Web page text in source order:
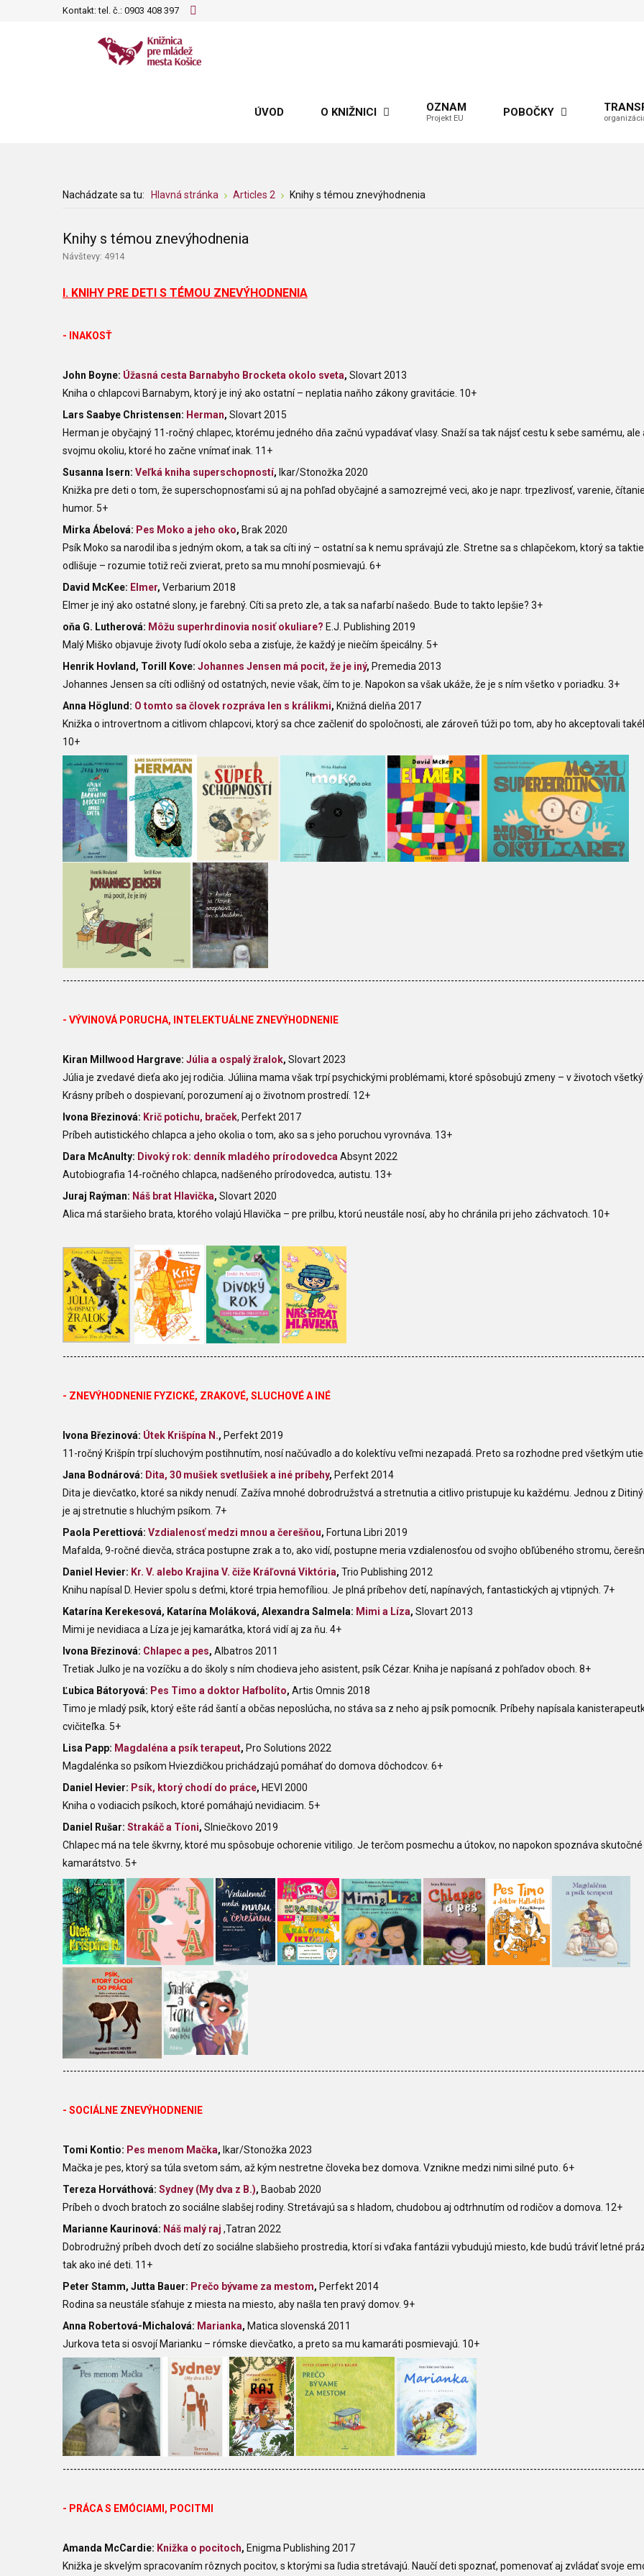
Kontakt: tel. č.: 0903 408 397
ÚVOD O KNIŽNICI OZNAM
Projekt EU POBOČKY
Nachádzate sa tu: Hlavná stránka Articles 2 Knihy s témou znevýhodnenia
Knihy s témou znevýhodnenia
Návštevy: 4914
I. KNIHY PRE DETI S TÉMOU ZNEVÝHODNENIA
- INAKOSŤ
John Boyne: Úžasná cesta Barnabyho Brocketa okolo sveta, Slovart 2013
Kniha o chlapcovi Barnabym, ktorý je iný ako ostatní – neplatia naňho zákony gravitácie. 10+
Lars Saabye Christensen: Herman, Slovart 2015
Herman je obyčajný 11-ročný chlapec, ktorému jedného dňa začnú vypadávať vlasy. Snaží sa tak nájsť cestu k sebe samému, ale
svojmu okoliu, ktoré ho začne vnímať inak. 11+
Susanna Isern: Veľká kniha superschopností, Ikar/Stonožka 2020
Knižka pre deti o tom, že superschopnosťami sú aj na pohľad obyčajné a samozrejmé veci, ako je napr. trpezlivosť, varenie,
humor. 5+
Mirka Ábelová: Pes Moko a jeho oko, Brak 2020
Psík Moko sa narodil iba s jedným okom, a tak sa cíti iný – ostatní sa k nemu správajú zle. Stretne sa s chlapčekom, ktorý sa
odlišuje – rozumie totiž reči zvierat, preto sa mu mnohí posmievajú. 6+
David McKee: Elmer, Verbarium 2018
Elmer je iný ako ostatné slony, je farebný. Cíti sa preto zle, a tak sa nafarbí našedo. Bude to takto lepšie? 3+
oňa G. Lutherová: Môžu superhrdinovia nosiť okuliare? E.J. Publishing 2019
Malý Miško objavuje životy ľudí okolo seba a zisťuje, že každý je niečím špeicálny. 5+
Henrik Hovland, Torill Kove: Johannes Jensen má pocit, že je iný, Premedia 2013
Johannes Jensen sa cíti odlišný od ostatných, nevie však, čím to je. Napokon sa však ukáže, že je s ním všetko v poriadku. 3+
Anna Höglund: O tomto sa človek rozpráva len s králikmi, Knižná dielňa 2017
Knižka o introvertnom a citlivom chlapcovi, ktorý sa chce začleniť do spoločnosti, ale zároveň túži po tom, aby ho akceptovali
10+
- VÝVINOVÁ PORUCHA, INTELEKTUÁLNE ZNEVÝHODNENIE
Kiran Millwood Hargrave: Júlia a ospalý žralok, Slovart 2023
Júlia je zvedavé dieťa ako jej rodičia. Júliina mama však trpí psychickými problémami, ktoré spôsobujú zmeny – v životoch
Krásny príbeh o dospievaní, porozumení aj o životnom prostredí. 12+
Ivona Březinová: Krič potichu, braček, Perfekt 2017
Príbeh autistického chlapca a jeho okolia o tom, ako sa s jeho poruchou vyrovnáva. 13+
Dara McAnulty: Divoký rok: denník mladého prírodovedca Absynt 2022
Autobiografia 14-ročného chlapca, nadšeného prírodovedca, autistu. 13+
Juraj Raýman: Náš brat Hlavička, Slovart 2020
Alica má staršieho brata, ktorého volajú Hlavička – pre prilbu, ktorú neustále nosí, aby ho chránila pri jeho záchvatoch. 10+
- ZNEVÝHODNENIE FYZICKÉ, ZRAKOVÉ, SLUCHOVÉ A INÉ
Ivona Březinová: Útek Krišpína N., Perfekt 2019
11-ročný Krišpín trpí sluchovým postihnutím, nosí načúvadlo a do kolektívu veľmi nezapadá. Preto sa rozhodne pred všetkým
Jana Bodnárová: Dita, 30 mušiek svetlušiek a iné príbehy, Perfekt 2014
Dita je dievčatko, ktoré sa nikdy nenudí. Zažíva mnohé dobrodružstvá a stretnutia a citlivo pristupuje ku každému. Jednou z
je aj stretnutie s hluchým psíkom. 7+
Paola Perettiová: Vzdialenosť medzi mnou a čerešňou, Fortuna Libri 2019
Mafalda, 9-ročné dievča, stráca postupne zrak a to, ako vidí, postupne meria vzdialenosťou od svojho obľúbeného stromu,
Daniel Hevier: Kr. V. alebo Krajina V. čiže Kráľovná Viktória, Trio Publishing 2012
Knihu napísal D. Hevier spolu s deťmi, ktoré trpia hemofíliou. Je plná príbehov detí, napínavých, fantastických aj vtipných. 7+
Katarína Kerekesová, Katarína Moláková, Alexandra Salmela: Mimi a Líza, Slovart 2013
Mimi je nevidiaca a Líza je jej kamarátka, ktorá vidí aj za ňu. 4+
Ivona Březinová: Chlapec a pes, Albatros 2011
Tretiak Julko je na vozíčku a do školy s ním chodieva jeho asistent, psík Cézar. Kniha je napísaná z pohľadov oboch. 8+
Ľubica Bátoryová: Pes Timo a doktor Hafbolíto, Artis Omnis 2018
Timo je mladý psík, ktorý ešte rád šantí a občas neposlúcha, no stáva sa z neho aj psík pomocník. Príbehy napísala
cvičiteľka. 5+
Lisa Papp: Magdaléna a psík terapeut, Pro Solutions 2022
Magdalénka so psíkom Hviezdičkou prichádzajú pomáhať do domova dôchodcov. 6+
Daniel Hevier: Psík, ktorý chodí do práce, HEVI 2000
Kniha o vodiacich psíkoch, ktoré pomáhajú nevidiacim. 5+
Daniel Rušar: Strakáč a Tíoni, Slniečkovo 2019
Chlapec má na tele škvrny, ktoré mu spôsobuje ochorenie vitiligo. Je terčom posmechu a útokov, no napokon spoznáva skutočné
kamarátstvo. 5+
- SOCIÁLNE ZNEVÝHODNENIE
Tomi Kontio: Pes menom Mačka, Ikar/Stonožka 2023
Mačka je pes, ktorý sa túla svetom sám, až kým nestretne človeka bez domova. Vznikne medzi nimi silné puto. 6+
Tereza Horváthová: Sydney (My dva z B.), Baobab 2020
Príbeh o dvoch bratoch zo sociálne slabšej rodiny. Stretávajú sa s hladom, chudobou aj odtrhnutím od rodičov a domova. 12+
Marianne Kaurinová: Náš malý raj ,Tatran 2022
Dobrodružný príbeh dvoch detí zo sociálne slabšieho prostredia, ktorí si vďaka fantázii vybudujú miesto, kde budú tráviť letné
tak ako iné deti. 11+
Peter Stamm, Jutta Bauer: Prečo bývame za mestom, Perfekt 2014
Rodina sa neustále sťahuje z miesta na miesto, aby našla ten pravý domov. 9+
Anna Robertová-Michalová: Marianka, Matica slovenská 2011
Jurkova teta si osvojí Marianku – rómske dievčatko, a preto sa mu kamaráti posmievajú. 10+
- PRÁCA S EMÓCIAMI, POCITMI
Amanda McCardie: Knižka o pocitoch, Enigma Publishing 2017
Knižka je skvelým spracovaním rôznych pocitov, s ktorými sa ľudia stretávajú. Naučí deti spoznať, pomenovať aj zvládať svoje